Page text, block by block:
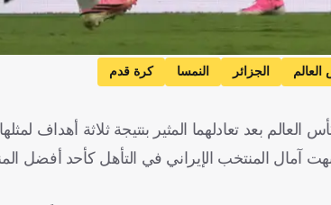
الجزائر النمسا كرة قدم
والنمسا رسمياً إلى دور الـ32 من بطولة كأس العالم بعد تعادلهما المثير
آمال المنتخب الإيراني في التأهل كأحد أفضل